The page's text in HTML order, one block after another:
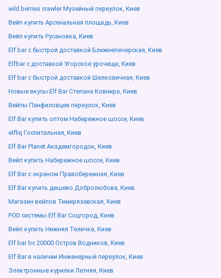
wild berries crawler Музейный переулок, Киев
Вейп купить Арсенальная площадь, Киев
Вейп купить Русановка, Киев
Elf bar с быстрой доставкой Ближнепечерская, Киев
Elfbar с доставкой Угорское урочище, Киев
Elf bar с быстрой доставкой Шелковичная, Киев
Новые вкусы Elf Bar Степана Ковнира, Киев
Вейпы Панфиловцев переулок, Киев
Elf Bar купить оптом Набережное шоссе, Киев
elfliq Госпитальная, Киев
Elf Bar Planet Академгородок, Киев
Вейп купить Набережное шоссе, Киев
Elf Bar с экраном Правобережная, Киев
Elf Bar купить дешево Добролюбова, Киев
Магазин вейпов Тимирязевская, Киев
POD системы Elf Bar Соцгород, Киев
Вейп купить Нижняя Теличка, Киев
Elf bar bc 20000 Остров Водников, Киев
Elf Bar в наличии Инженерный переулок, Киев
Электронные курилки Летняя, Киев